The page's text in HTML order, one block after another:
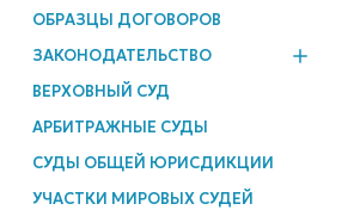
ОБРАЗЦЫ ДОГОВОРОВ
ЗАКОНОДАТЕЛЬСТВО
ВЕРХОВНЫЙ СУД
АРБИТРАЖНЫЕ СУДЫ
СУДЫ ОБЩЕЙ ЮРИСДИКЦИИ
УЧАСТКИ МИРОВЫХ СУДЕЙ